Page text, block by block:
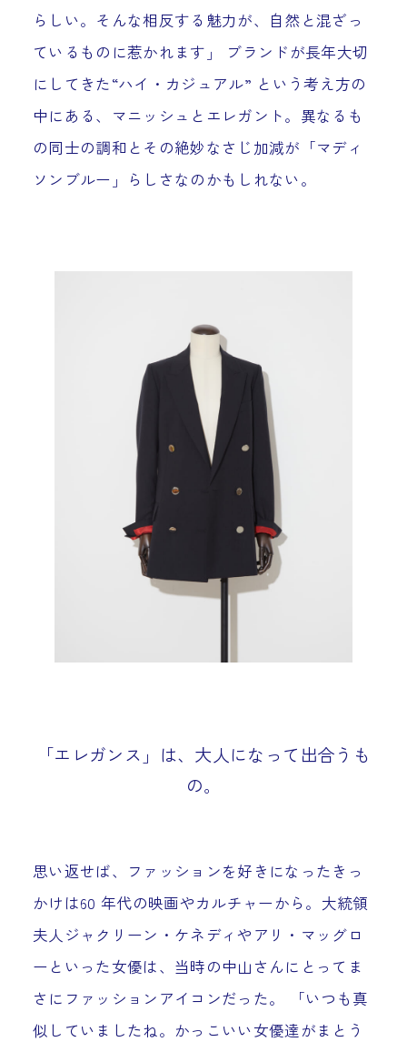
らしい。そんな相反する魅力が、自然と混ざっ
ているものに惹かれます」 ブランドが長年大切
にしてきた“ハイ・カジュアル” という考え方の
中にある、マニッシュとエレガント。異なるも
の同士の調和とその絶妙なさじ加減が「マディ
ソンブルー」らしさなのかもしれない。
「エレガンス」は、大人になって出合うも
の。
思い返せば、ファッションを好きになったきっ
かけは60 年代の映画やカルチャーから。大統領
夫人ジャクリーン・ケネディやアリ・マッグロ
ーといった女優は、当時の中山さんにとってま
さにファッションアイコンだった。 「いつも真
似していましたね。かっこいい女優達がまとう